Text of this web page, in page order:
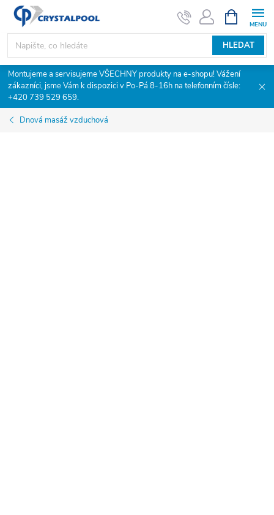
Přejít
obsah
HLEDAT
NÁKUPNÍ
KOŠÍK
Montujeme a servisujeme VŠECHNY produkty na e-shopu! Vážení
zákazníci, jsme Vám k dispozici v Po-Pá 8-16h na telefonním čísle:
+420 739 529 659.
Dnová masáž vzduchová